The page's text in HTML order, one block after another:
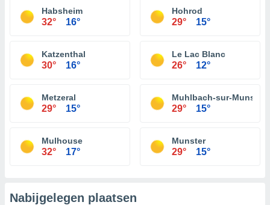
Habsheim
32° 16°
Hohrod
29° 15°
Katzenthal
30° 16°
Le Lac Blanc
26° 12°
Metzeral
29° 15°
Muhlbach-sur-Munster
29° 15°
Mulhouse
32° 17°
Munster
29° 15°
Nabijgelegen plaatsen